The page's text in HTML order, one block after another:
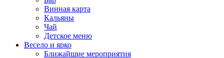
Винная карта
Кальяны
Чай
Детское меню
Весело и ярко
Ближайшие мероприятия